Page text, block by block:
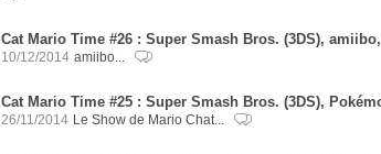
Cat Mario Time #26 : Super Smash Bros. (3DS),
10/12/2014 amiibo...
Cat Mario Time #25 : Super Smash Bros. (3DS),
26/11/2014 Le Show de Mario Chat...